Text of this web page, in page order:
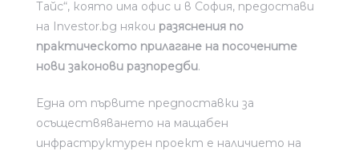
Тайс“, която има офис и в София, предостави
на Investor.bg някои разяснения по
практическото прилагане на посочените
нови законови разпоредби.
Една от първите предпоставки за
осъществяването на мащабен
инфраструктурен проект е наличието на